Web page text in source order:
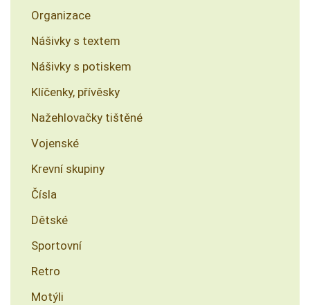
Organizace
Nášivky s textem
Nášivky s potiskem
Klíčenky, přívěsky
Nažehlovačky tištěné
Vojenské
Krevní skupiny
Čísla
Dětské
Sportovní
Retro
Motýli